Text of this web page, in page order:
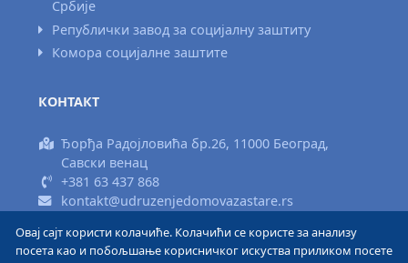
Србије
Републички завод за социјалну заштиту
Комора социјалне заштите
КОНТАКТ
Ђорђа Радојловића бр.26, 11000 Београд,
Савски венац
+381 63 437 868
kontakt@udruzenjedomovazastare.rs
Израда сајта www.areadizajn.com
Овај сајт користи колачиће. Колачићи се користе за анализу
посета као и побољшање корисничког искуства приликом посете